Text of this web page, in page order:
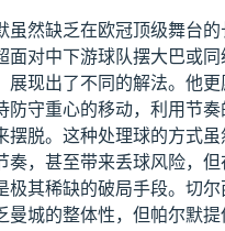
虽然缺乏在欧冠顶级舞台
面对中下游球队摆大巴或
展现出了不同的解法。他
防守重心的移动，利用节
摆脱。这种处理球的方式
奏，甚至带来丢球风险，
极其稀缺的破局手段。切
曼城的整体性，但帕尔默提